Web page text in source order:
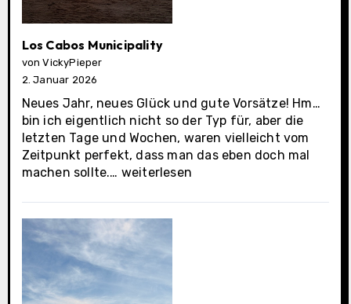
Los Cabos Municipality
von VickyPieper
2. Januar 2026
Neues Jahr, neues Glück und gute Vorsätze! Hm…
bin ich eigentlich nicht so der Typ für, aber die
letzten Tage und Wochen, waren vielleicht vom
Zeitpunkt perfekt, dass man das eben doch mal
machen sollte.… Los
Municipality
weiterlesen